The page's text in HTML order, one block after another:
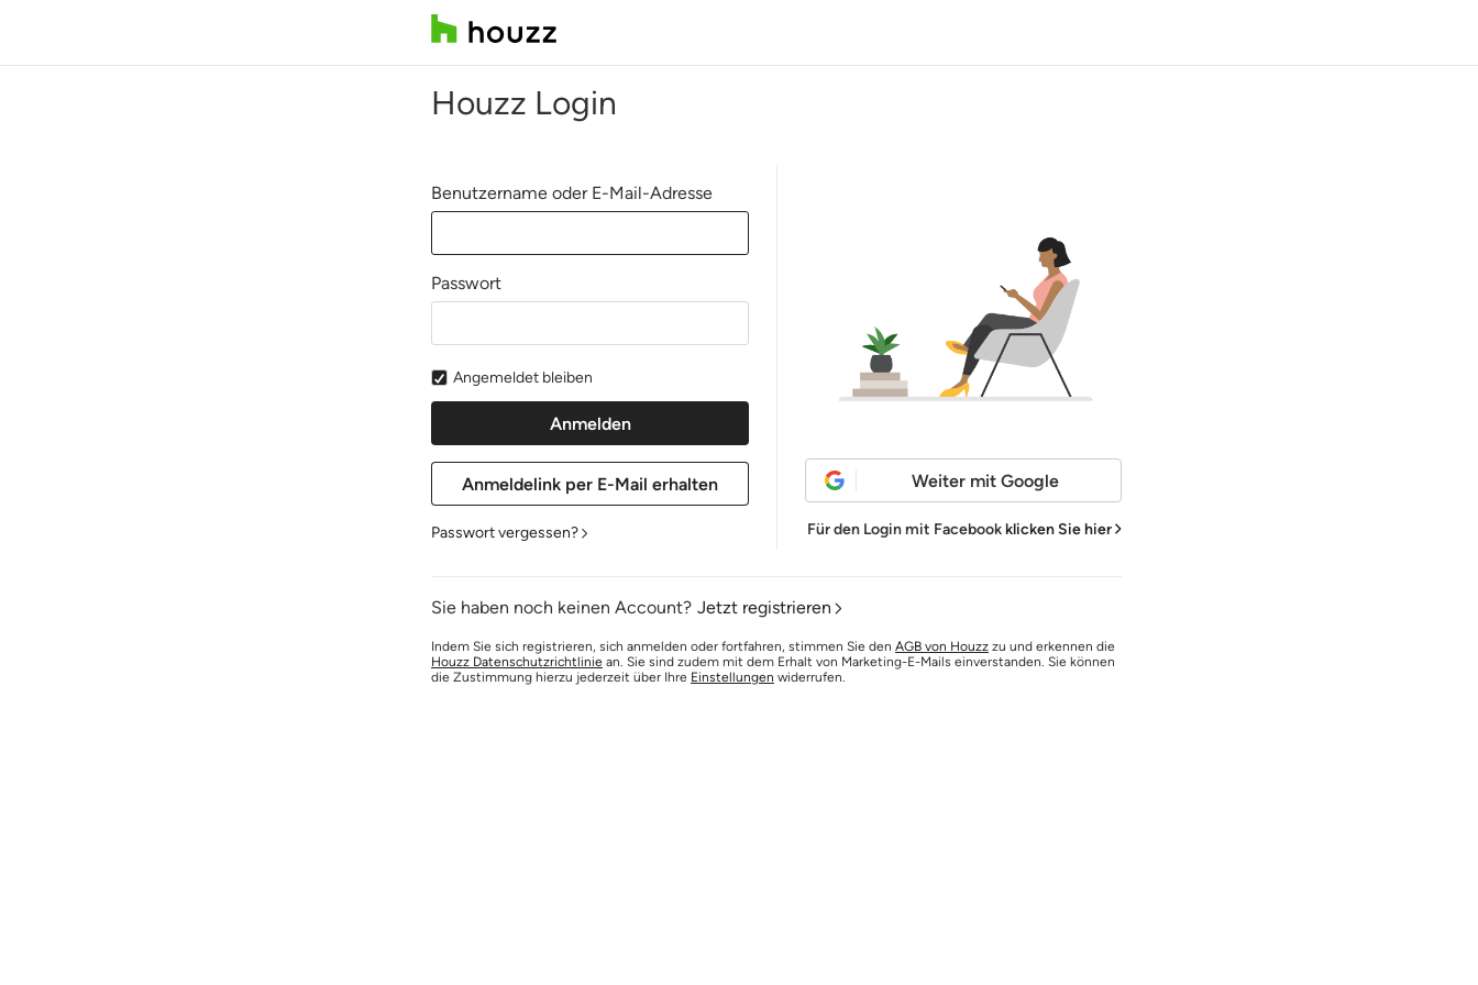
Houzz Login
Benutzername oder E-Mail-Adresse
Passwort
Angemeldet bleiben
Passwort vergessen?
Weiter mit Google
Für den Login mit Facebookklicken Sie hier
Sie haben noch keinen Account? Jetzt registrieren
Indem Sie sich registrieren, sich anmelden oder fortfahren, stimmen Sie den AGB von Houzz zu und erkennen die
Houzz Datenschutzrichtlinie an. Sie sind zudem mit dem Erhalt von Marketing-E-Mails einverstanden. Sie können
die Zustimmung hierzu jederzeit über Ihre Einstellungen widerrufen.